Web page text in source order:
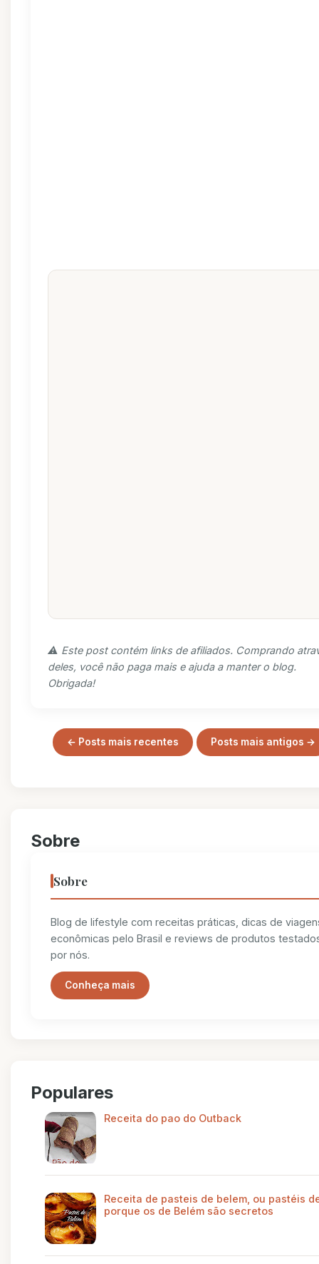
⚠️ Este post contém links de afiliados. Comprando
deles, você não paga mais e ajuda a manter o blog.
Obrigada!
← Posts mais recentes Posts mais antigos →
Sobre
Sobre
Blog de lifestyle com receitas práticas, dicas de
econômicas pelo Brasil e reviews de produtos
por nós.
Conheça mais
Populares
Receita do pao do Outback
Receita de pasteis de belem, ou pastéis
porque os de Belém são secretos